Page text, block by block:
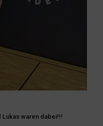
Lukas waren dabei!!!